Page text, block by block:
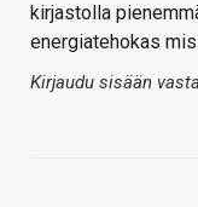
kirjastolla
energiatehokas
Kirjaudu sisään